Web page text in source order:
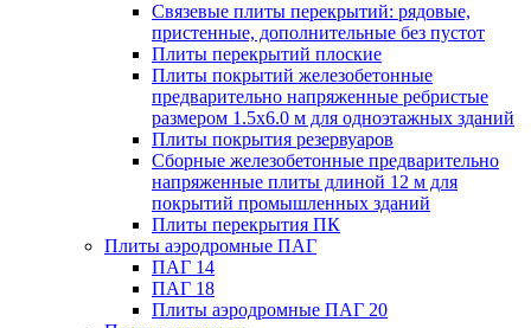
Связевые плиты перекрытий: рядовые,
пристенные, дополнительные без пустот
Плиты перекрытий плоские
Плиты покрытий железобетонные
предварительно напряженные ребристые
размером 1.5х6.0 м для одноэтажных зданий
Плиты покрытия резервуаров
Сборные железобетонные предварительно
напряженные плиты длиной 12 м для
покрытий промышленных зданий
Плиты перекрытия ПК
Плиты аэродромные ПАГ
ПАГ 14
ПАГ 18
Плиты аэродромные ПАГ 20